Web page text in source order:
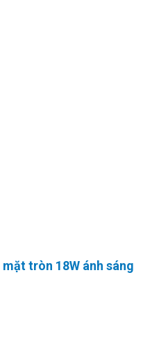
tròn 18W ánh sáng
₫.
hiện tại là: 158.100 ₫.